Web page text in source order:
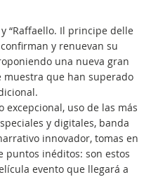
y “Raffaello. Il principe delle
y renuevan su
una nueva gran
que han superado
excepcional, uso de las más
y digitales, banda
innovador, tomas en
puntos inéditos: son estos
evento que llegará a